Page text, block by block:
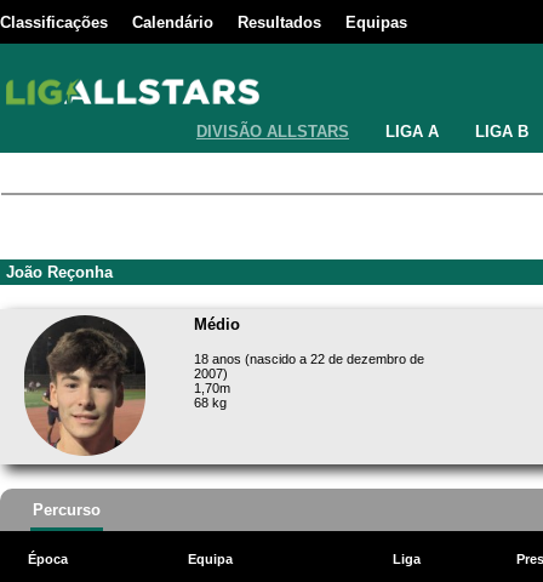
Classificações Calendário Resultados Equipas
DIVISÃO ALLSTARS LIGA A LIGA B
João Reçonha
Médio
18 anos (nascido a 22 de dezembro de
2007)
1,70m
68 kg
Percurso
Época Equipa Liga